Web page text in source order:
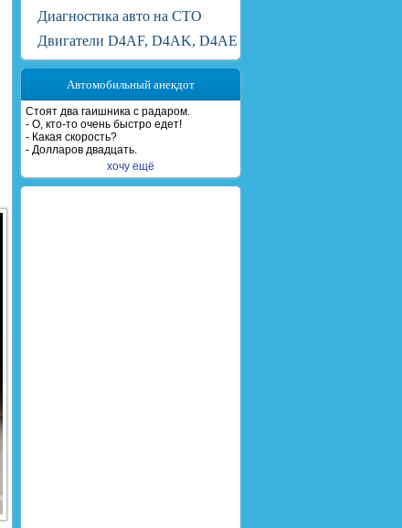
Диагностика авто на СТО
Двигатели D4AF, D4AK, D4AE
Автомобильный анекдот
Стоят два гаишника с радаром.
- О, кто-то очень быстро едет!
- Какая скорость?
- Долларов двадцать.
хочу ещё